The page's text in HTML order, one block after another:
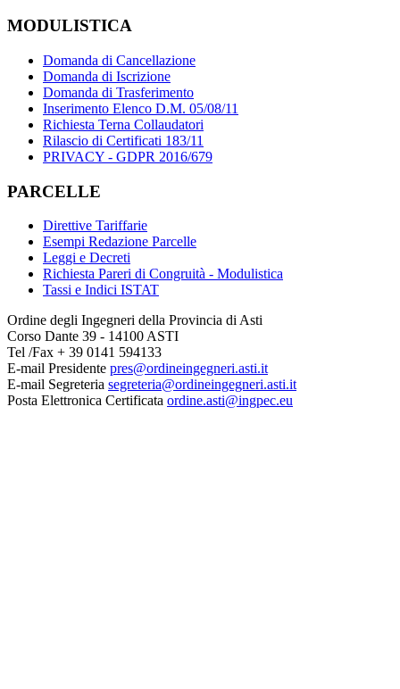
MODULISTICA
Domanda di Cancellazione
Domanda di Iscrizione
Domanda di Trasferimento
Inserimento Elenco D.M. 05/08/11
Richiesta Terna Collaudatori
Rilascio di Certificati 183/11
PRIVACY - GDPR 2016/679
PARCELLE
Direttive Tariffarie
Esempi Redazione Parcelle
Leggi e Decreti
Richiesta Pareri di Congruità - Modulistica
Tassi e Indici ISTAT
Ordine degli Ingegneri della Provincia di Asti
Corso Dante 39 - 14100 ASTI
Tel /Fax + 39 0141 594133
E-mail Presidente pres@ordineingegneri.asti.it
E-mail Segreteria segreteria@ordineingegneri.asti.it
Posta Elettronica Certificata ordine.asti@ingpec.eu